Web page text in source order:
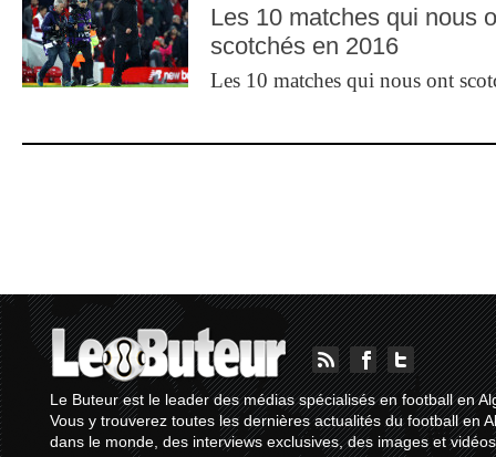
Les 10 matches qui nous
scotchés en 2016
Les 10 matches qui nous ont
Le Buteur est le leader des médias spécialisés en football en
Vous y trouverez toutes les dernières actualités du football en
dans le monde, des interviews exclusives, des images et